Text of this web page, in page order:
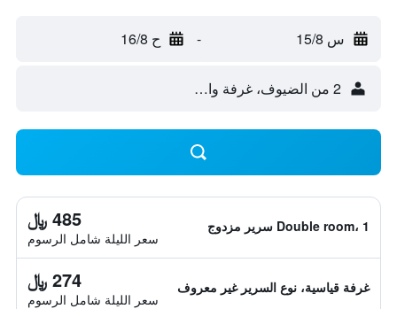
س 15/8 - ح 16/8
2 من الضيوف، غرفة واحدة
Double room، 1 سرير مزدوج 485 ﷼
سعر الليلة شامل الرسوم
غرفة قياسية، نوع السرير غير معروف 274 ﷼
سعر الليلة شامل الرسوم